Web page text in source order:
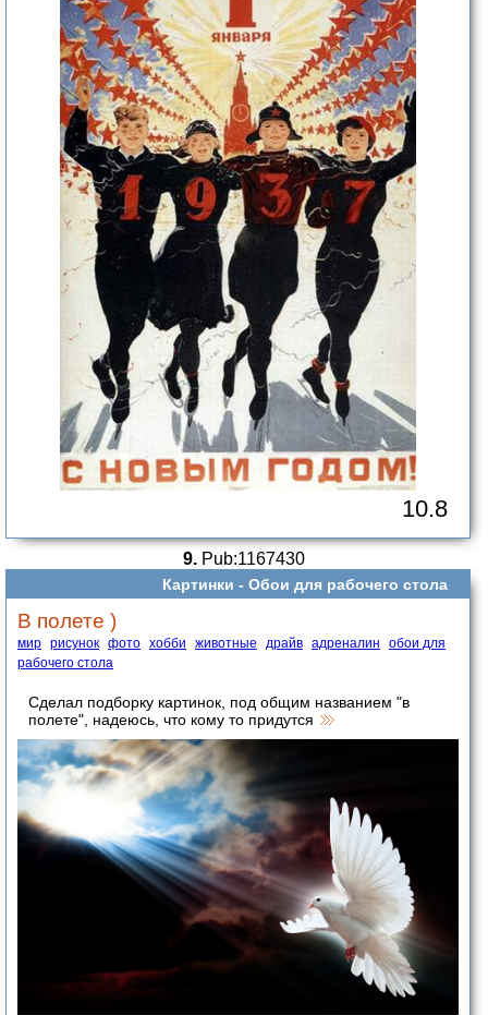
10.8
9. Pub:1167430
Картинки - Обои для рабочего стола
В полете )
мир рисунок фото хобби животные драйв адреналин
обои для
рабочего стола
Сделал подборку картинок, под общим названием "в
полете", надеюсь, что кому то придутся